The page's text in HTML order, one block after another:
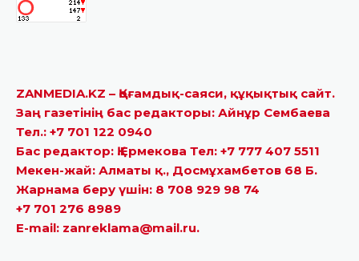
ZANMEDIA.KZ – Қоғамдық-саяси, құқықтық сайт.
Заң газетінің бас редакторы: Айнұр Сембаева
Тел.: +7 701 122 0940
Бас редактор: Қ.Ермекова Тел: +7 777 407 5511
Мекен-жай: Алматы қ., Досмұхамбетов 68 Б.
Жарнама беру үшін: 8 708 929 98 74
+7 701 276 8989
E-mail: zanreklama@mail.ru.